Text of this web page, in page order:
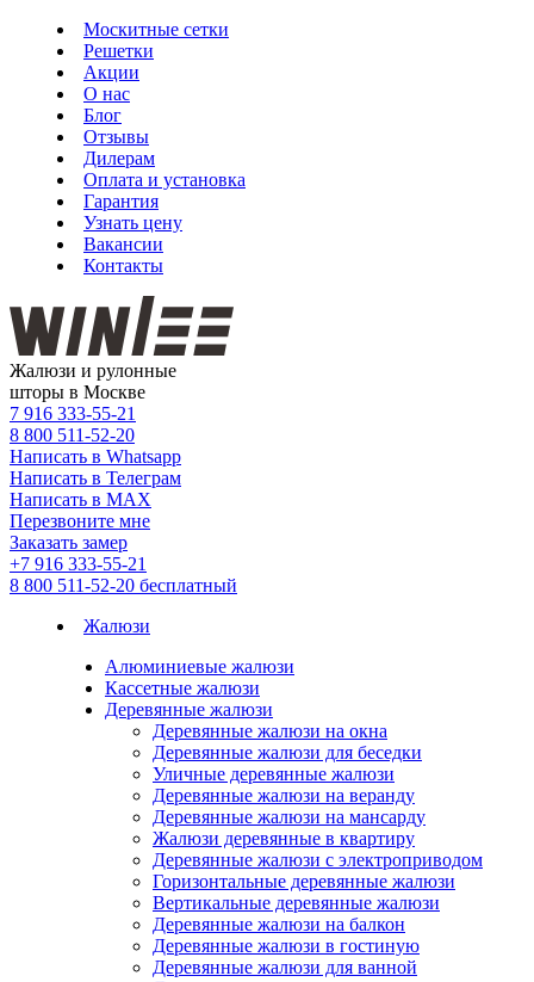
Москитные сетки
Решетки
Акции
О нас
Блог
Отзывы
Дилерам
Оплата и установка
Гарантия
Узнать цену
Вакансии
Контакты
Жалюзи и рулонные
шторы в Москве
7 916 333-55-21
8 800 511-52-20
Написать в Whatsapp
Написать в Телеграм
Написать в MAX
Перезвоните мне
Заказать замер
+7 916 333-55-21
8 800 511-52-20 бесплатный
Жалюзи
Алюминиевые жалюзи
Кассетные жалюзи
Деревянные жалюзи
Деревянные жалюзи на окна
Деревянные жалюзи для беседки
Уличные деревянные жалюзи
Деревянные жалюзи на веранду
Деревянные жалюзи на мансарду
Жалюзи деревянные в квартиру
Деревянные жалюзи с электроприводом
Горизонтальные деревянные жалюзи
Вертикальные деревянные жалюзи
Деревянные жалюзи на балкон
Деревянные жалюзи в гостиную
Деревянные жалюзи для ванной